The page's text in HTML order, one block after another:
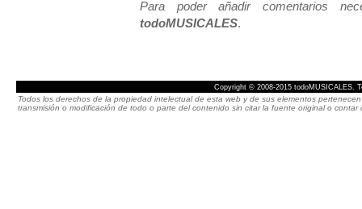
Para poder añadir comentarios
todoMUSICALES.
Copyright © 2008-2015 todoMUSICALES.
Todos los derechos de la propiedad intelectual de esta web y de sus elementos
transmisión o modificación de todo o parte del contenido sin citar la fuente original o